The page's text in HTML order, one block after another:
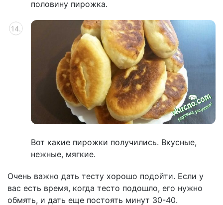
половину пирожка.
Вот какие пирожки получились. Вкусные,
нежные, мягкие.
Очень важно дать тесту хорошо подойти. Если у
вас есть время, когда тесто подошло, его нужно
обмять, и дать еще постоять минут 30-40.